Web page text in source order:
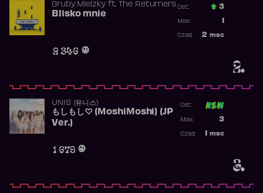
2.
Gruby Mielzkyft. The Returners
Blisko mnie
2 346
Ost.: 3
Max:
2 msc
Czas:
3.
UNIS (유니스)
もしもし♡ (MoshiMoshi) (JP
Ver.)
1 679
Ost:
3
Max:
msc
Czas: